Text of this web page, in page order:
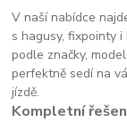
V naší nabídce
s hagusy, fixpointy
podle značky,
perfektně sedí na
jízdě.
Kompletní